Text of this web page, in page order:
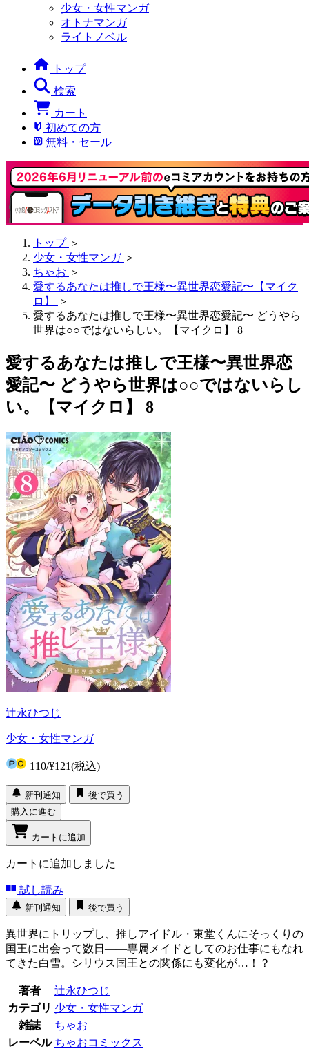
少女・女性マンガ
オトナマンガ
ライトノベル
トップ
検索
カート
初めての方
無料・セール
トップ ＞
少女・女性マンガ ＞
ちゃお ＞
愛するあなたは推しで王様〜異世界恋愛記〜【マイク
ロ】
＞
愛するあなたは推しで王様〜異世界恋愛記〜 どうやら
世界は○○ではないらしい。【マイクロ】 8
愛するあなたは推しで王様〜異世界恋
愛記〜 どうやら世界は○○ではないらし
い。【マイクロ】 8
辻永ひつじ
少女・女性マンガ
110/¥121(税込)
新刊通知
後で買う
購入に進む
カートに追加
カートに追加しました
試し読み
新刊通知 後で買う
異世界にトリップし、推しアイドル・東堂くんにそっくりの
国王に出会って数日――専属メイドとしてのお仕事にもなれ
てきた白雪。シリウス国王との関係にも変化が…！？
著者
辻永ひつじ
カテゴリ 少女・女性マンガ
雑誌
ちゃお
レーベル ちゃおコミックス